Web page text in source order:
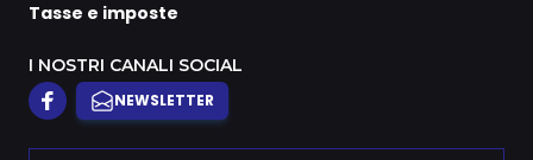
Tasse e imposte
I NOSTRI CANALI SOCIAL
NEWSLETTER